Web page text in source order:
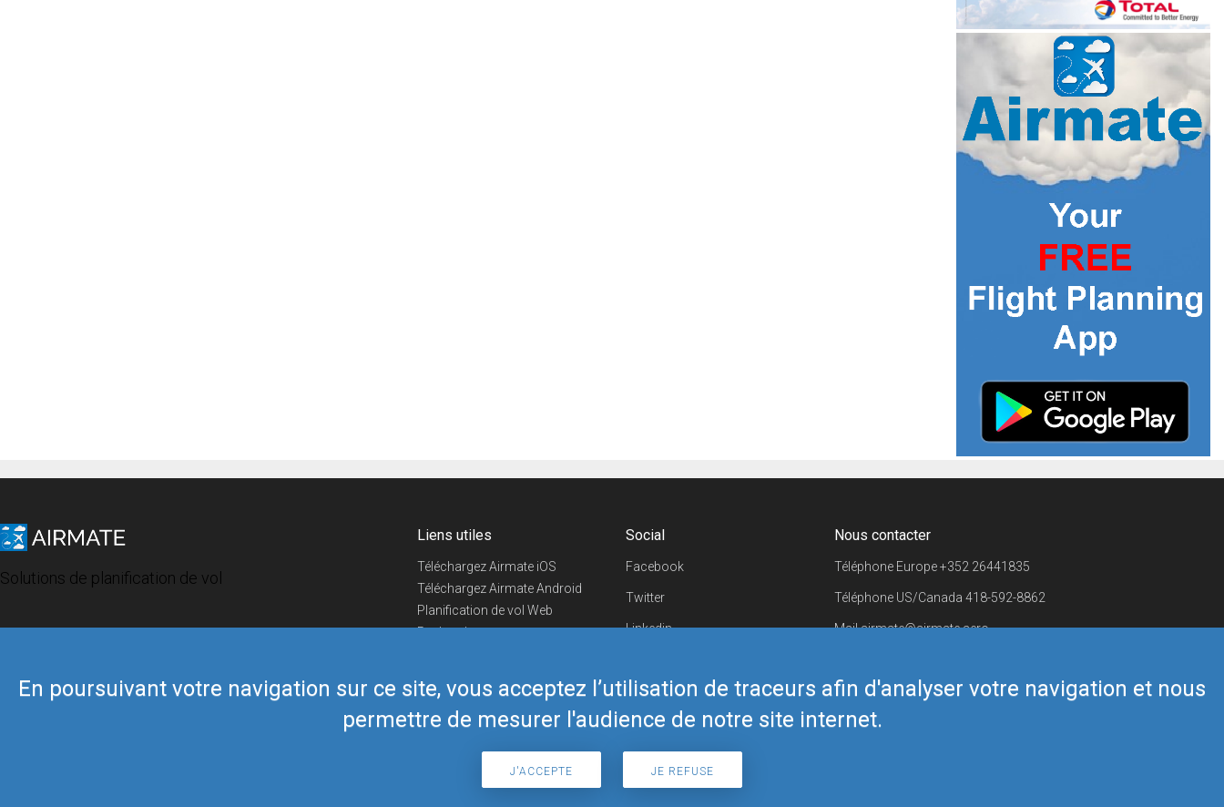
En poursuivant votre navigation sur ce site, vous acceptez l’utilisation de traceurs afin d'analyser votre navigation et nous
permettre de mesurer l'audience de notre site internet.
J'ACCEPTE JE REFUSE
Solutions de planification de vol
Liens utiles
Téléchargez Airmate iOS
Téléchargez Airmate Android
Planification de vol Web
Recherche
Boutique Airmate
Social
Facebook
Twitter
Linkedin
Telegram
Nous contacter
Téléphone Europe+352 26441835
Téléphone US/Canada 418-592-8862
Mailairmate@airmate.aero